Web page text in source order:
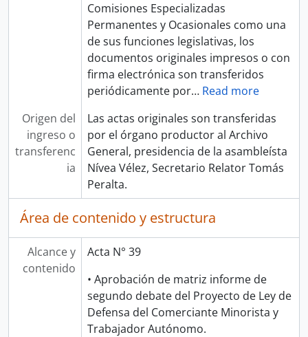
Comisiones Especializadas
Permanentes y Ocasionales como una
de sus funciones legislativas, los
documentos originales impresos o con
firma electrónica son transferidos
periódicamente por… Read more
Origen del
ingreso o
transferenc
ia
Las actas originales son transferidas
por el órgano productor al Archivo
General, presidencia de la asambleísta
Nívea Vélez, Secretario Relator Tomás
Peralta.
Área de contenido y estructura
Alcance y
contenido
Acta N° 39
• Aprobación de matriz informe de
segundo debate del Proyecto de Ley de
Defensa del Comerciante Minorista y
Trabajador Autónomo.